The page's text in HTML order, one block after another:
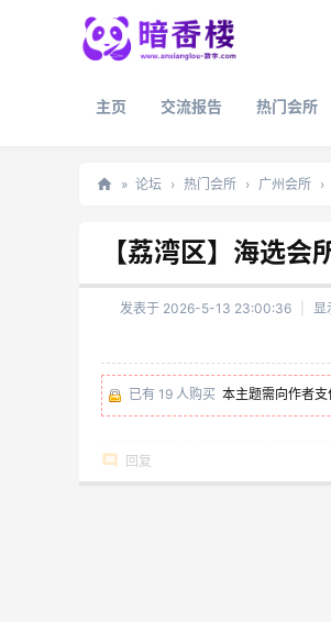
主页 交流报告 热门会所
» 论坛 › 热门会所 › 广州会所 ›
【荔湾区】海选会
发表于 2026-5-13 23:00:36 显
已有 19 人购买 本主题需向作者支
回复